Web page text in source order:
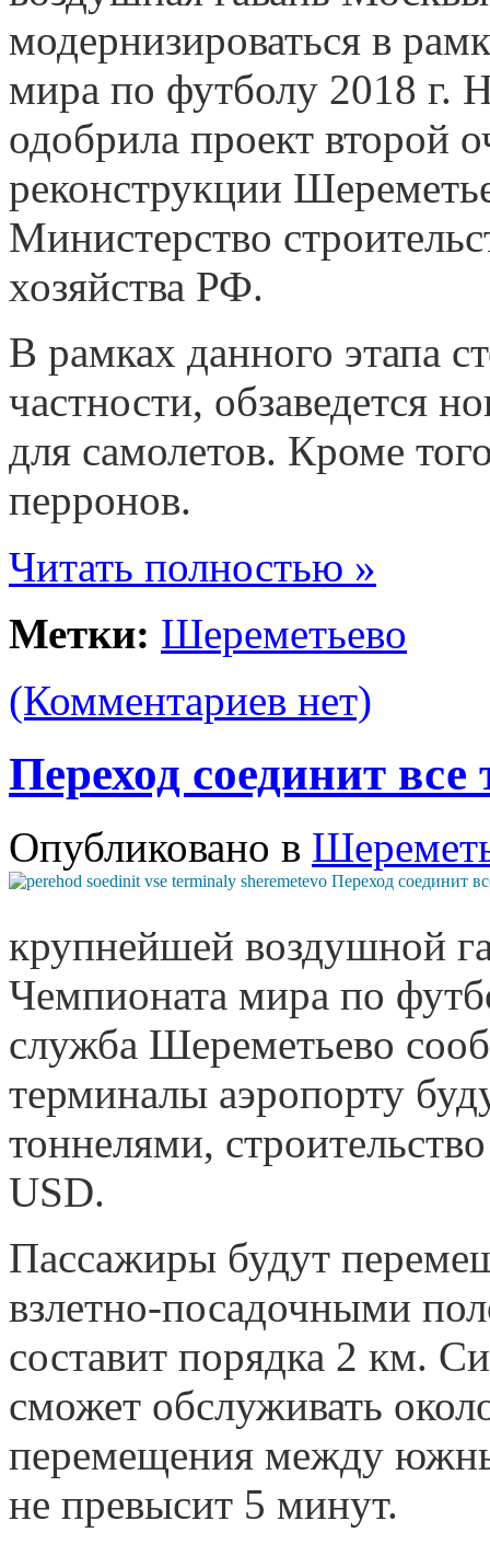
модернизироваться в
мира по футболу 2018 г.
одобрила проект второй
реконструкции
Министерство
хозяйства РФ.
В рамках данного этапа
частности, обзаведется
для самолетов. Кроме
перронов.
Читать полностью »
Метки: Шереметьево
(Комментариев нет)
Переход соединит
Опубликовано в
крупнейшей воздушной
Чемпионата мира по
служба Шереметьево
терминалы аэропорту
тоннелями,
USD.
Пассажиры будут
взлетно-посадочными
составит порядка 2 км.
сможет обслуживать
перемещения между
не превысит 5 минут.